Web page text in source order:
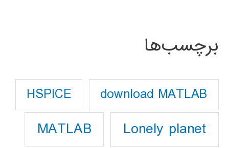
برچسب‌ها
download MATLAB
HSPICE
Lonely planet
MATLAB